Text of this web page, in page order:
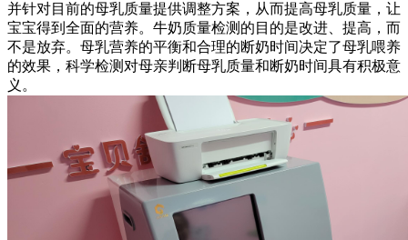
并针对目前的母乳质量提供调整方案，从而提高母乳质量，让
宝宝得到全面的营养。牛奶质量检测的目的是改进、提高，而
不是放弃。母乳营养的平衡和合理的断奶时间决定了母乳喂养
的效果，科学检测对母亲判断母乳质量和断奶时间具有积极意
义。